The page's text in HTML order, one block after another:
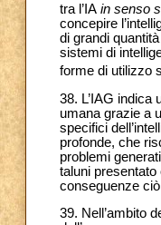
tra l’IA in senso
concepire
di grandi
sistemi di
forme di utilizzo
38. L’IAG indica
umana grazie a
specifici
profonde, che
problemi
taluni
conseguenze
39. Nell’ambito